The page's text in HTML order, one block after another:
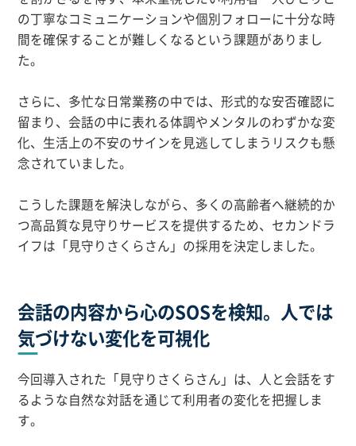
の丁寧なコミュニケーションや個別フォローに十分な時
間を確保することが難しくなるという課題がありまし
た。
さらに、多忙な日常業務の中では、形式的な安否確認に
留まり、会話の中に表れる体調やメンタルのわずかな変
化、生活上の不安のサインを見逃してしまうリスクも懸
念されていました。
こうした課題を解決しながら、多くの高齢者へ継続的か
つ高品質な見守りサービスを提供するため、セカンドラ
イフは「見守りさくらさん」の採用を決定しました。
会話の内容から心のSOSを検知。人では
気づけない変化を可視化
今回導入された「見守りさくらさん」は、人と会話をす
るような自然な対話を通じて利用者の変化を把握しま
す。